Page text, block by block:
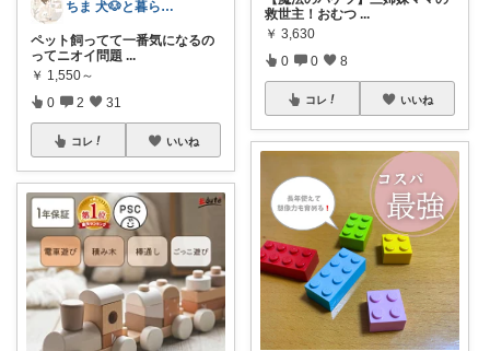
ちま 犬🐶と暮らし🏠
ペット飼ってて一番気になるの
ってニオイ問題 ...
￥ 1,550～
0 2 31
コレ いいね
救世主！おむつ ...
￥ 3,630
0 0 8
コレ いいね